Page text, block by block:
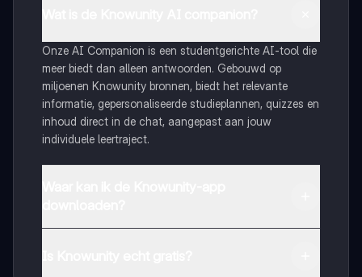
Onze AI Companion is een studentgerichte AI-tool die
meer biedt dan alleen antwoorden. Gebouwd op
miljoenen Knowunity bronnen, biedt het relevante
informatie, gepersonaliseerde studieplannen, quizzes en
inhoud direct in de chat, aangepast aan jouw
individuele leertraject.